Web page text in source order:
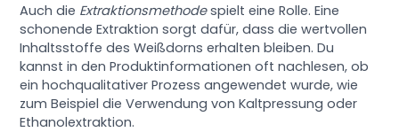
Auch die Extraktionsmethodespielt eine Rolle. Eine
schonende Extraktion sorgt dafür, dass die wertvollen
Inhaltsstoffe des Weißdorns erhalten bleiben. Du
kannst in den Produktinformationen oft nachlesen, ob
ein hochqualitativer Prozess angewendet wurde, wie
zum Beispiel die Verwendung von Kaltpressung oder
Ethanolextraktion.